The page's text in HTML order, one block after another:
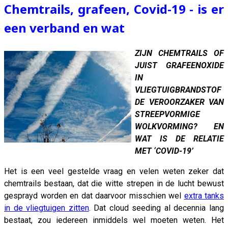
Chemtrails, grafeen, Covid-19 - is er
een verband en wat
ZIJN CHEMTRAILS OF
JUIST GRAFEENOXIDE
IN
VLIEGTUIGBRANDSTOF
DE VEROORZAKER VAN
STREEPVORMIGE
WOLKVORMING? EN
WAT IS DE RELATIE
MET ‘COVID-19’
Het is een veel gestelde vraag en velen weten zeker dat
chemtrails bestaan, dat die witte strepen in de lucht bewust
gesprayd worden en dat daarvoor misschien wel extra tanks
in de vliegtuigen zitten. Dat cloud seeding al decennia lang
bestaat, zou iedereen inmiddels wel moeten weten. Het